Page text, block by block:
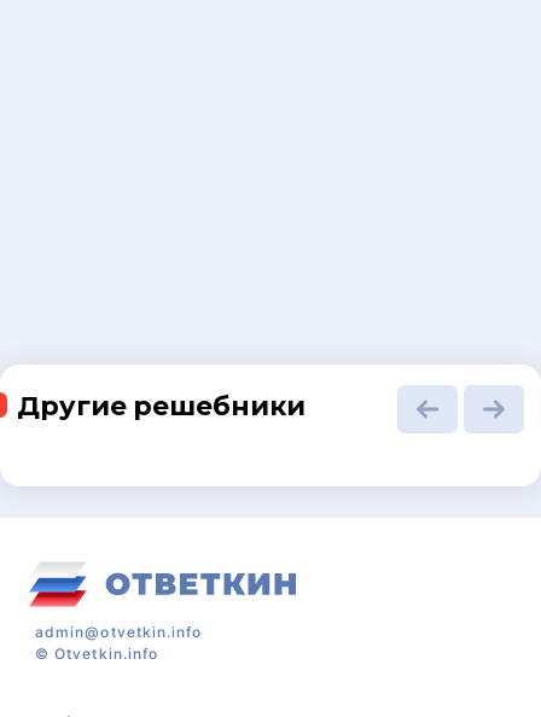
Другие решебники
admin@otvetkin.info
©Otvetkin.info